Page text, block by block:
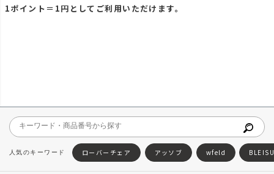
1ポイント＝1円としてご利用いただけます。
ローバーチェア アッソブ wfeld